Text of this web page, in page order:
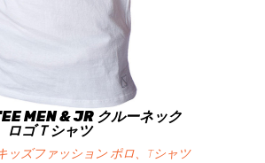
MEN & JR クルーネック
ロゴＴシャツ
ッズファッション ポロ、Tシャツ